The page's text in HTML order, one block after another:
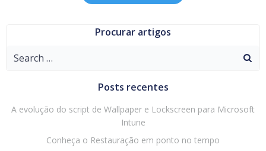
Procurar artigos
Search
Posts recentes
A evolução do script de Wallpaper e Lockscreen para Microsoft
Intune
Conheça o Restauração em ponto no tempo